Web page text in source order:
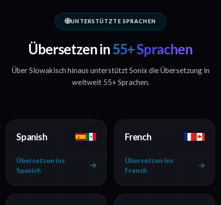
UNTERSTÜTZTE SPRACHEN
Übersetzen in55+ Sprachen
Über Slowakisch hinaus unterstützt Sonix die Übersetzung in
weltweit 55+ Sprachen.
Spanish
Übersetzen ins
Spanish
French
Übersetzen ins
French